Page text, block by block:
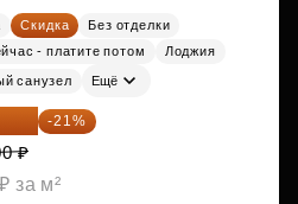
Скидка
Без отделки
- платите потом
Лоджия
санузел Ещё
₽ -21%
₽
за м²